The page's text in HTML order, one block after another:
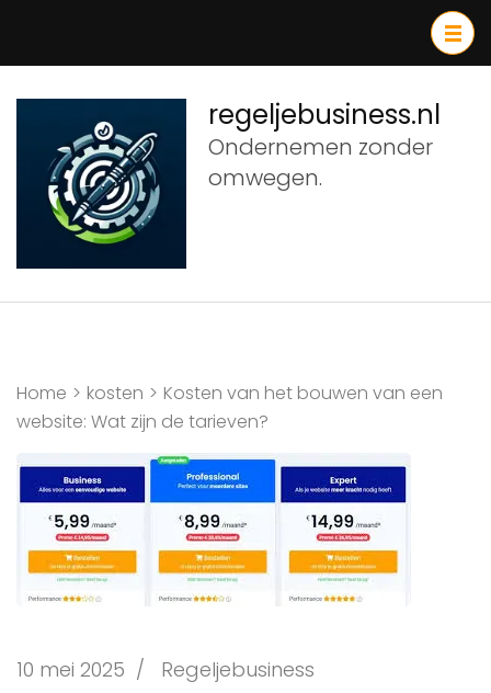
inhoud
(druk
Enter)
regeljebusiness.nl
Ondernemen zonder
omwegen.
Home > kosten > Kosten van het bouwen van een
website: Wat zijn de tarieven?
10 mei 2025 / Regeljebusiness